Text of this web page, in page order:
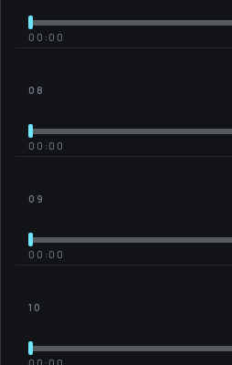
00:00
08
00:00
09
00:00
10